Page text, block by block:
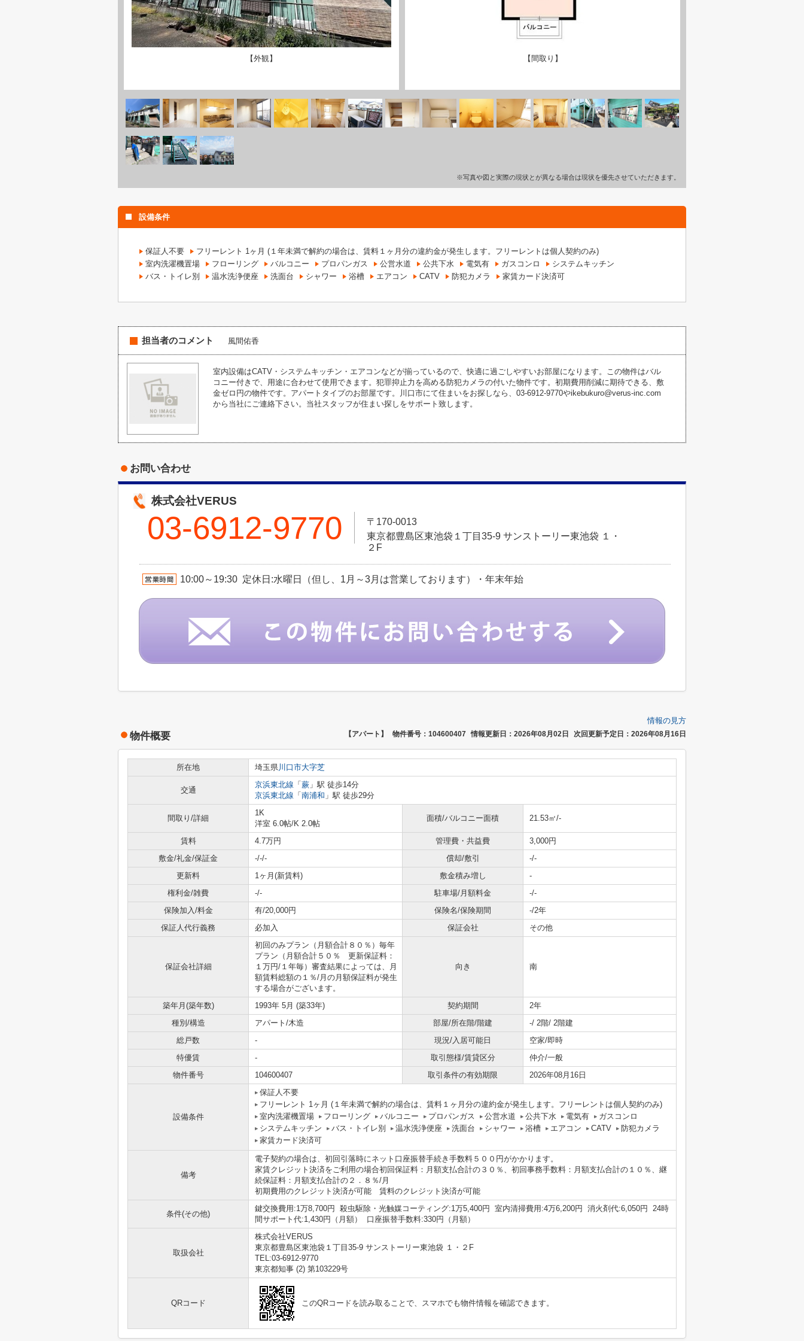
【外観】 【間取り】
※写真や図と実際の現状とが異なる場合は現状を優先させていただきます。
設備条件
保証人不要
フリーレント 1ヶ月 (１年未満で解約の場合は、賃料１ヶ月分の違約金が発生します。フリーレントは個人契約のみ)
室内洗濯機置場
フローリング バルコニー プロパンガス 公営水道 公共下水 電気有 ガスコンロ
システムキッチン
バス・トイレ別
温水洗浄便座 洗面台 シャワー 浴槽 エアコン CATV 防犯カメラ 家賃カード決済可
担当者のコメント 風間佑香
室内設備はCATV・システムキッチン・エアコンなどが揃っているので、快適に過ごしやすいお部屋になります。この物件はバル
コニー付きで、用途に合わせて使用できます。犯罪抑止力を高める防犯カメラの付いた物件です。初期費用削減に期待できる、敷
金ゼロ円の物件です。アパートタイプのお部屋です。川口市にて住まいをお探しなら、03-6912-9770やikebukuro@verus-inc.com
から当社にご連絡下さい。当社スタッフが住まい探しをサポート致します。
お問い合わせ
株式会社VERUS
03-6912-9770
〒170-0013
東京都豊島区東池袋１丁目35-9 サンストーリー東池袋 １・
２F
10:00～19:30 定休日:水曜日（但し、1月～3月は営業しております）・年末年始
情報の見方
物件概要 【アパート】 物件番号：104600407 情報更新日：2026年08月02日 次回更新予定日：2026年08月16日
所在地 埼玉県川口市大字芝
交通
京浜東北線 「 蕨 」駅 徒歩14分
京浜東北線 「 南浦和 」駅 徒歩29分
間取り/詳細
1K
洋室 6.0帖/K 2.0帖
面積/バルコニー面積 21.53㎡/-
賃料 4.7万円 管理費・共益費
3,000円
敷金/礼金/保証金
-/-/- 償却/敷引
-/-
更新料
1ヶ月(新賃料) 敷金積み増し
-
権利金/雑費
-/- 駐車場/月額料金
-/-
保険加入/料金
有/20,000円 保険名/保険期間
-/2年
保証人代行義務
必加入 保証会社 その他
保証会社詳細
初回のみプラン（月額合計８０％）毎年
プラン（月額合計５０％ 更新保証料：
１万円/１年毎）審査結果によっては、月
額賃料総額の１％/月の月額保証料が発生
する場合がございます。
向き 南
築年月(築年数) 1993年 5月 (築33年) 契約期間
2年
種別/構造
アパート/木造 部屋/所在階/階建
-/ 2階/ 2階建
総戸数
- 現況/入居可能日
空家/即時
特優賃
- 取引態様/賃貸区分
仲介/一般
物件番号
104600407 取引条件の有効期限 2026年08月16日
設備条件
保証人不要
フリーレント 1ヶ月 (１年未満で解約の場合は、賃料１ヶ月分の違約金が発生します。フリーレントは個人契約のみ)
室内洗濯機置場
フローリング バルコニー プロパンガス 公営水道 公共下水 電気有
ガスコンロ
システムキッチン
バス・トイレ別 温水洗浄便座 洗面台 シャワー 浴槽 エアコン CATV
防犯カメラ
家賃カード決済可
備考
電子契約の場合は、初回引落時にネット口座振替手続き手数料５００円がかかります。
家賃クレジット決済をご利用の場合初回保証料：月額支払合計の３０％、初回事務手数料：月額支払合計の１０％、継
続保証料：月額支払合計の２．８％/月
初期費用のクレジット決済が可能 賃料のクレジット決済が可能
条件(その他)
鍵交換費用:1万8,700円 殺虫駆除・光触媒コーティング:1万5,400円 室内清掃費用:4万6,200円 消火剤代:6,050円 24時
間サポート代:1,430円（月額） 口座振替手数料:330円（月額）
取扱会社
株式会社VERUS
東京都豊島区東池袋１丁目35-9 サンストーリー東池袋 １・２F
TEL:03-6912-9770
東京都知事 (2) 第103229号
QRコード このQRコードを読み取ることで、スマホでも物件情報を確認できます。